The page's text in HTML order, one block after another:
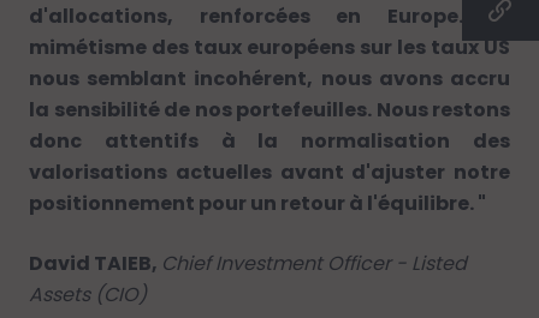
d'allocations, renforcées en Europe. Le
mimétisme des taux européens sur les taux US
nous semblant incohérent, nous avons accru
la sensibilité de nos portefeuilles. Nous restons
donc attentifs à la normalisation des
valorisations actuelles avant d'ajuster notre
positionnement pour un retour à l'équilibre. "
David TAIEB, Chief Investment Officer - Listed
Assets (CIO)